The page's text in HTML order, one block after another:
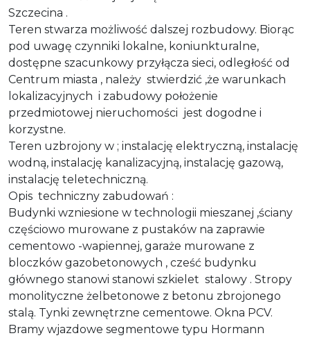
Szczecina .
Teren stwarza możliwość dalszej rozbudowy. Biorąc
pod uwagę czynniki lokalne, koniunkturalne,
dostępne szacunkowy przyłącza sieci, odległość od
Centrum miasta , należy stwierdzić ,że warunkach
lokalizacyjnych i zabudowy położenie
przedmiotowej nieruchomości jest dogodne i
korzystne.
Teren uzbrojony w ; instalację elektryczną, instalację
wodną, instalację kanalizacyjną, instalację gazową,
instalację teletechniczną.
Opis techniczny zabudowań :
Budynki wzniesione w technologii mieszanej ,ściany
częściowo murowane z pustaków na zaprawie
cementowo -wapiennej, garaże murowane z
bloczków gazobetonowych , cześć budynku
głównego stanowi stanowi szkielet stalowy . Stropy
monolityczne żelbetonowe z betonu zbrojonego
stalą. Tynki zewnętrzne cementowe. Okna PCV.
Bramy wjazdowe segmentowe typu Hormann